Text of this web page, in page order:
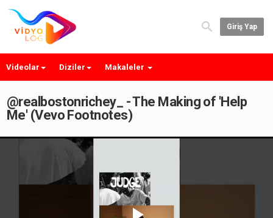
Giriş Yap
Videolar Diziler Makaleler
@realbostonrichey_ - The Making of 'Help
Me' (Vevo Footnotes)